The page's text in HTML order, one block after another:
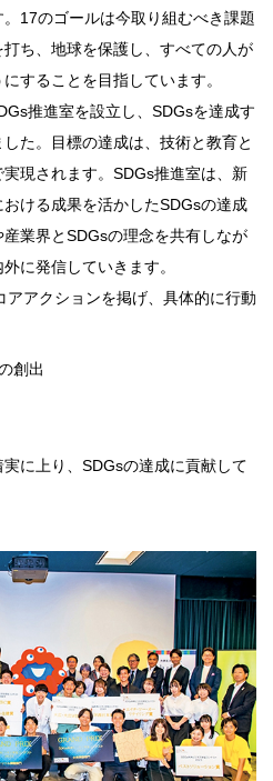
17のゴールは今取り組むべき課題
ち、地球を保護し、すべての人が
することを目指しています。
推進室を設立し、SDGsを達成す
た。目標の達成は、技術と教育と
現されます。SDGs推進室は、新
ける成果を活かしたSDGsの達成
業界とSDGsの理念を共有しなが
に発信していきます。
アクションを掲げ、具体的に行動
創出
に上り、SDGsの達成に貢献して